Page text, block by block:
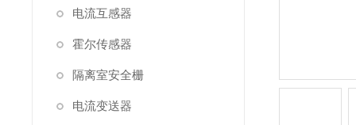
电流互感器
霍尔传感器
隔离室安全栅
电流变送器